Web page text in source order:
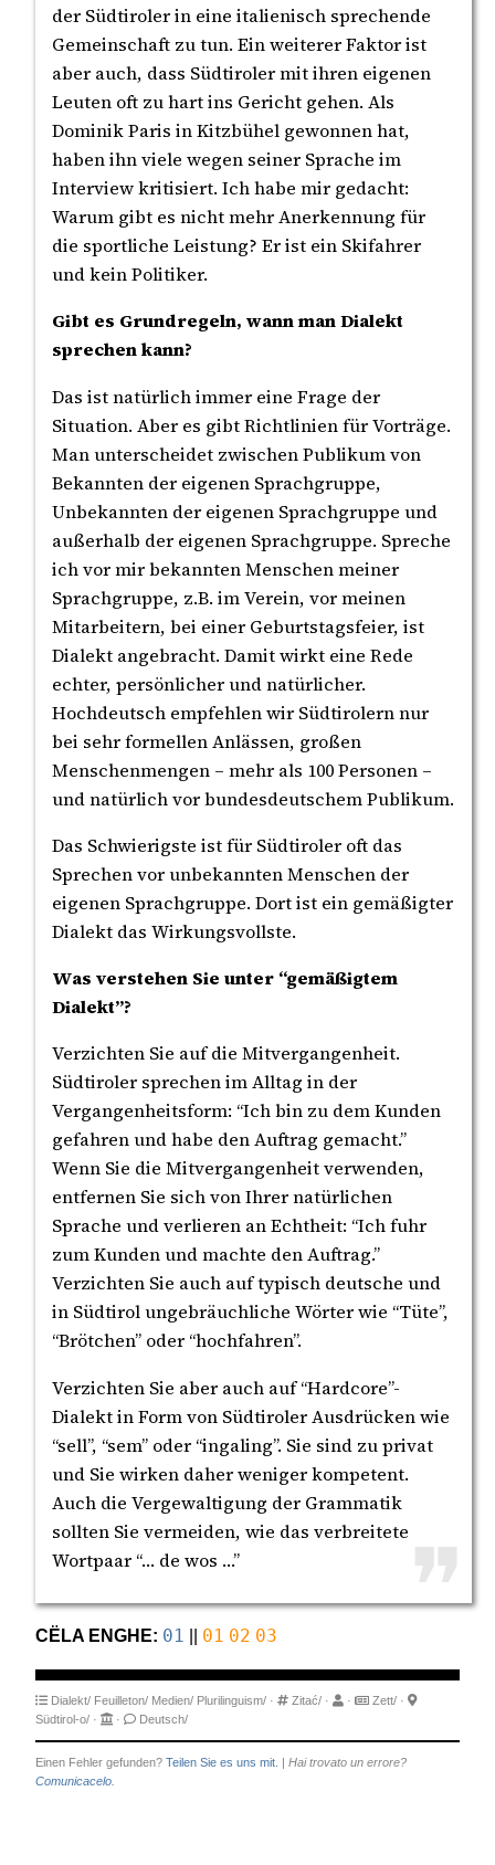
der Südtiroler in eine italienisch sprechende
Gemeinschaft zu tun. Ein weiterer Faktor ist
aber auch, dass Südtiroler mit ihren eigenen
Leuten oft zu hart ins Gericht gehen. Als
Dominik Paris in Kitzbühel gewonnen hat,
haben ihn viele wegen seiner Sprache im
Interview kritisiert. Ich habe mir gedacht:
Warum gibt es nicht mehr Anerkennung für
die sportliche Leistung? Er ist ein Skifahrer
und kein Politiker.
Gibt es Grundregeln, wann man Dialekt
sprechen kann?
Das ist natürlich immer eine Frage der
Situation. Aber es gibt Richtlinien für Vorträge.
Man unterscheidet zwischen Publikum von
Bekannten der eigenen Sprachgruppe,
Unbekannten der eigenen Sprachgruppe und
außerhalb der eigenen Sprachgruppe. Spreche
ich vor mir bekannten Menschen meiner
Sprachgruppe, z.B. im Verein, vor meinen
Mitarbeitern, bei einer Geburtstagsfeier, ist
Dialekt angebracht. Damit wirkt eine Rede
echter, persönlicher und natürlicher.
Hochdeutsch empfehlen wir Südtirolern nur
bei sehr formellen Anlässen, großen
Menschenmengen – mehr als 100 Personen –
und natürlich vor bundesdeutschem Publikum.
Das Schwierigste ist für Südtiroler oft das
Sprechen vor unbekannten Menschen der
eigenen Sprachgruppe. Dort ist ein gemäßigter
Dialekt das Wirkungsvollste.
Was verstehen Sie unter “gemäßigtem
Dialekt”?
Verzichten Sie auf die Mitvergangenheit.
Südtiroler sprechen im Alltag in der
Vergangenheitsform: “Ich bin zu dem Kunden
gefahren und habe den Auftrag gemacht.”
Wenn Sie die Mitvergangenheit verwenden,
entfernen Sie sich von Ihrer natürlichen
Sprache und verlieren an Echtheit: “Ich fuhr
zum Kunden und machte den Auftrag.”
Verzichten Sie auch auf typisch deutsche und
in Südtirol ungebräuchliche Wörter wie “Tüte”,
“Brötchen” oder “hochfahren”.
Verzichten Sie aber auch auf “Hardcore”-
Dialekt in Form von Südtiroler Ausdrücken wie
“sell”, “sem” oder “ingaling”. Sie sind zu privat
und Sie wirken daher weniger kompetent.
Auch die Vergewaltigung der Grammatik
sollten Sie vermeiden, wie das verbreitete
Wortpaar “… de wos …”
CËLA ENGHE: 01 || 01 02 03
Dialekt/ Feuilleton/ Medien/ Plurilinguism/ · Zitać/ · · Zett/ ·
Südtirol-o/ · · Deutsch/
Einen Fehler gefunden? Teilen Sie es uns mit. | Hai trovato un errore?
Comunicacelo.